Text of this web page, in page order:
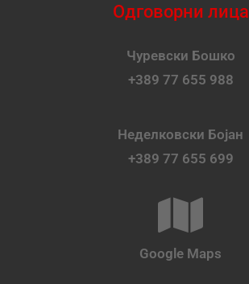
Одговорни лица
Чуревски Бошко
+389 77 655 988
Неделковски Бојан
+389 77 655 699
Google Maps